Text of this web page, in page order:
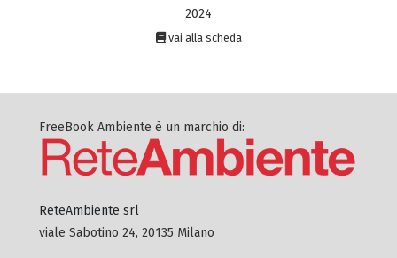
2024
vai alla scheda
FreeBook Ambiente è un marchio di:
ReteAmbiente srl
viale Sabotino 24, 20135 Milano